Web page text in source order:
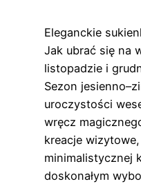
Eleganckie
Jak ubrać się na
listopadzie i
Sezon
uroczystości
wręcz
kreacje
minimalistycznej
doskonałym